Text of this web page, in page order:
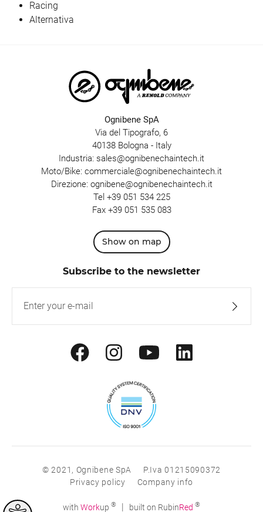
Racing
Alternativa
Ognibene SpA
Via del Tipografo, 6
40138 Bologna - Italy
Industria: sales@ognibenechaintech.it
Moto/Bike: commerciale@ognibenechaintech.it
Direzione: ognibene@ognibenechaintech.it
Tel +39 051 534 225
Fax +39 051 535 083
Show on map
Subscribe to the newsletter
© 2021, Ognibene SpA
P.Iva 01215090372
Privacy policy
Company info
with Workup ® | built on RubinRed ®